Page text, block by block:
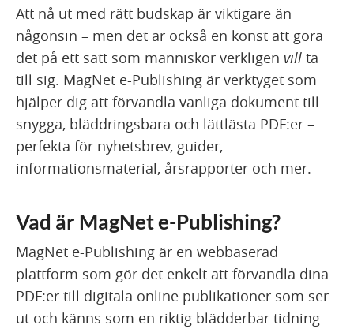
Att nå ut med rätt budskap är viktigare än
någonsin – men det är också en konst att göra
det på ett sätt som människor verkligen vill ta
till sig. MagNet e-Publishing är verktyget som
hjälper dig att förvandla vanliga dokument till
snygga, bläddringsbara och lättlästa PDF:er –
perfekta för nyhetsbrev, guider,
informationsmaterial, årsrapporter och mer.
Vad är MagNet e-Publishing?
MagNet e-Publishing är en webbaserad
plattform som gör det enkelt att förvandla dina
PDF:er till digitala online publikationer som ser
ut och känns som en riktig blädderbar tidning –